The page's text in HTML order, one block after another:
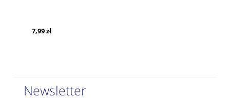
7,99 zł
Newsletter